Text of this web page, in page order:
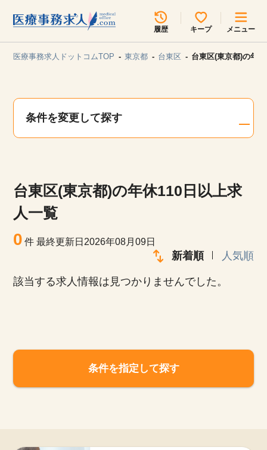
履歴 キープ メニュー
見学会・イベント情報
サイトの使い方
就職サポート
医療事務求人ドットコムTOP 東京都 台東区 台東区(東京都)の年
条件を変更して探す
台東区(東京都)の年休110日以上求
人一覧
0 件最終更新日2026年08月09日
新着順 人気順
該当する求人情報は見つかりませんでした。
条件を指定して探す
所在地のエリアを選択してください
各支店担当よりご連絡させていただきます。
関東
甲信越・北陸 中国・四国
九州・沖縄